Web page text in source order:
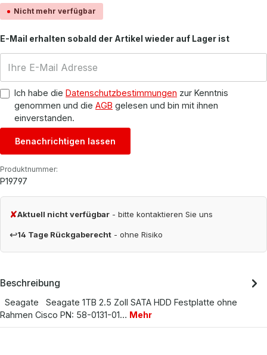
Nicht mehr verfügbar
E-Mail erhalten sobald der Artikel wieder auf Lager ist
Ich habe die Datenschutzbestimmungen zur Kenntnis
genommen und die AGB gelesen und bin mit ihnen
einverstanden.
Benachrichtigen lassen
Produktnummer:
P19797
✘Aktuell nicht verfügbar - bitte kontaktieren Sie uns
↩14 Tage Rückgaberecht - ohne Risiko
Beschreibung
Seagate Seagate 1TB 2.5 Zoll SATA HDD Festplatte ohne
Rahmen Cisco PN: 58-0131-01… Mehr